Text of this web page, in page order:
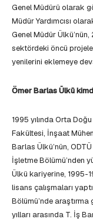
Genel Müdürü olarak
Müdür Yardımcısı
Genel Müdür
sektördeki öncü
yenilerini eklemeye
Ömer Barlas Ülkü
1995 yılında Orta
Fakültesi, İnşaat
Barlas Ülkü’nün,
İşletme Bölümü’nden
Ülkü kariyerine, 1995-
lisans çalışmaları
Bölümü’nde
yılları arasında T. İş